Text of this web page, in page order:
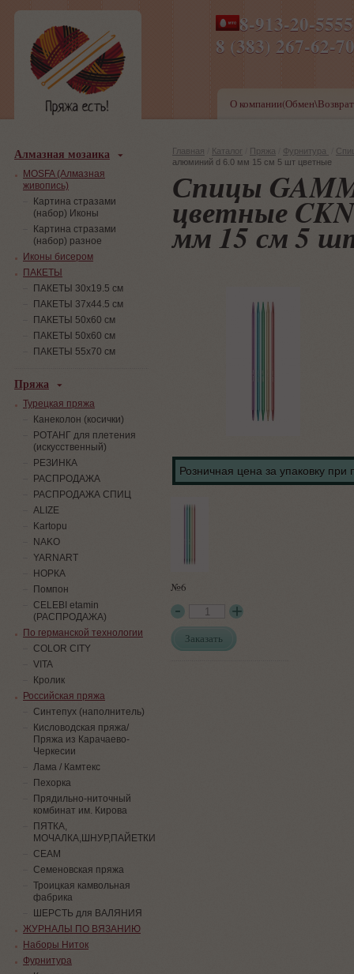
8-913-20-
8 (383) 267-
ПН-ПТ 8-17,СБ-ВС 9-
О
Главная Каталог Пряжа Фурнитура
алюминий d 6.0 мм 15 см 5 шт цветные
Спицы
цветные
мм 15 см 5
Розничная цена за упаковку при
№6
Заказать
Алмазная мозаика
MOSFA (Алмазная
живопись)
Картина стразами
(набор) Иконы
Картина стразами
(набор) разное
Иконы бисером
ПАКЕТЫ
ПАКЕТЫ 30х19.5 см
ПАКЕТЫ 37х44.5 см
ПАКЕТЫ 50х60 см
ПАКЕТЫ 50х60 см
ПАКЕТЫ 55х70 см
Пряжа
Турецкая пряжа
Канеколон (косички)
РОТАНГ для плетения
(искусственный)
PЕЗИНКА
РАСПРОДАЖА
РАСПРОДАЖА СПИЦ
ALIZE
Kartopu
NAKO
YARNART
НОРКА
Помпон
СELEBI etamin
(РАСПРОДАЖА)
По германской технологии
COLOR CITY
VITA
Кролик
Российская пряжа
Синтепух (наполнитель)
Кисловодская пряжа/
Пряжа из Карачаево-
Черкесии
Лама / Камтекс
Пехорка
Прядильно-ниточный
комбинат им. Кирова
ПЯТКА,
МОЧАЛКА,ШНУР,ПАЙЕТКИ
СЕАМ
Семеновская пряжа
Троицкая камвольная
фабрика
ШЕРСТЬ для ВАЛЯНИЯ
ЖУРНАЛЫ ПО ВЯЗАНИЮ
Наборы Ниток
Фурнитура